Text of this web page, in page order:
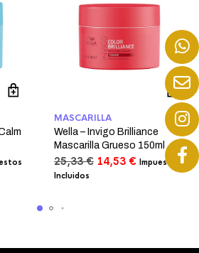
MASCARILLA
Wella – Invigo Brilliance
Mascarilla Grueso 150ml
25,33€ El
14,53 €ElImpuestos
Incluidos